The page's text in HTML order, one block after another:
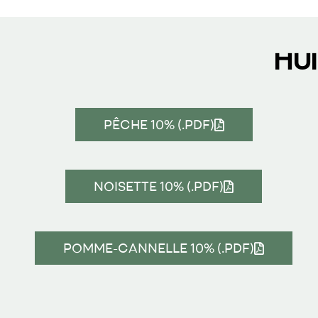
PÊCHE 10% (.PDF)
NOISETTE 10% (.PDF)
POMME-CANNELLE 10% (.PDF)